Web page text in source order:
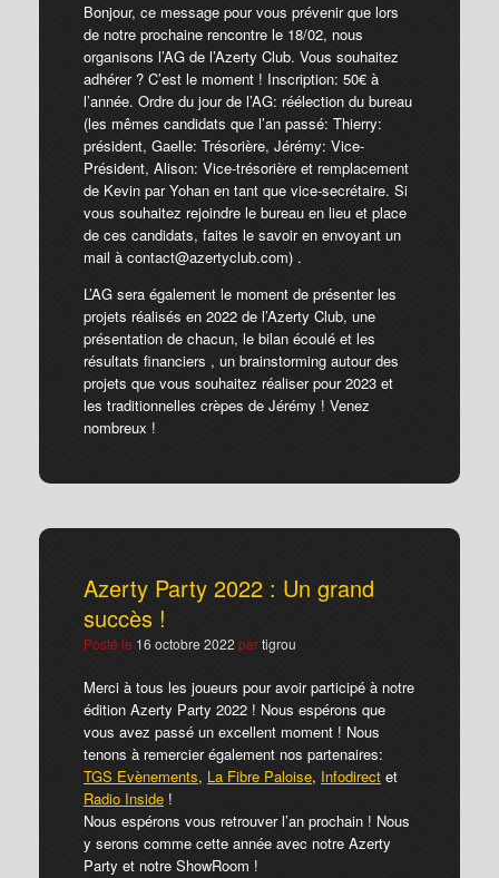
Bonjour, ce message pour vous prévenir que lors
de notre prochaine rencontre le 18/02, nous
organisons l’AG de l’Azerty Club. Vous souhaitez
adhérer ? C’est le moment ! Inscription: 50€ à
l’année. Ordre du jour de l’AG: réélection du bureau
(les mêmes candidats que l’an passé: Thierry:
président, Gaelle: Trésorière, Jérémy: Vice-
Président, Alison: Vice-trésorière et remplacement
de Kevin par Yohan en tant que vice-secrétaire. Si
vous souhaitez rejoindre le bureau en lieu et place
de ces candidats, faites le savoir en envoyant un
mail à contact@azertyclub.com) .
L’AG sera également le moment de présenter les
projets réalisés en 2022 de l’Azerty Club, une
présentation de chacun, le bilan écoulé et les
résultats financiers , un brainstorming autour des
projets que vous souhaitez réaliser pour 2023 et
les traditionnelles crèpes de Jérémy ! Venez
nombreux !
Azerty Party 2022 : Un grand
succès !
Posté le 16 octobre 2022 partigrou
Merci à tous les joueurs pour avoir participé à notre
édition Azerty Party 2022 ! Nous espérons que
vous avez passé un excellent moment ! Nous
tenons à remercier également nos partenaires:
TGS Evènements, La Fibre Paloise, Infodirect et
Radio Inside !
Nous espérons vous retrouver l’an prochain ! Nous
y serons comme cette année avec notre Azerty
Party et notre ShowRoom !